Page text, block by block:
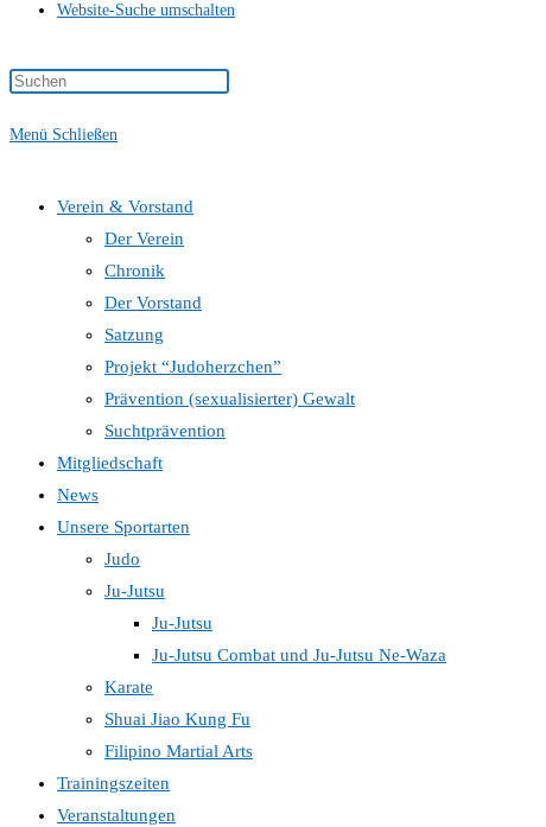
Website-Suche umschalten
Menü Schließen
Verein & Vorstand
Der Verein
Chronik
Der Vorstand
Satzung
Projekt “Judoherzchen”
Prävention (sexualisierter) Gewalt
Suchtprävention
Mitgliedschaft
News
Unsere Sportarten
Judo
Ju-Jutsu
Ju-Jutsu
Ju-Jutsu Combat und Ju-Jutsu Ne-Waza
Karate
Shuai Jiao Kung Fu
Filipino Martial Arts
Trainingszeiten
Veranstaltungen